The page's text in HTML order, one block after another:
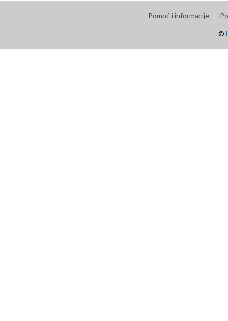
Pomoć i informacije
©